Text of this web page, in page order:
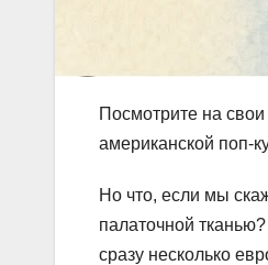
Посмотрите на
американской поп-
Но что, если мы
палаточной
сразу несколько